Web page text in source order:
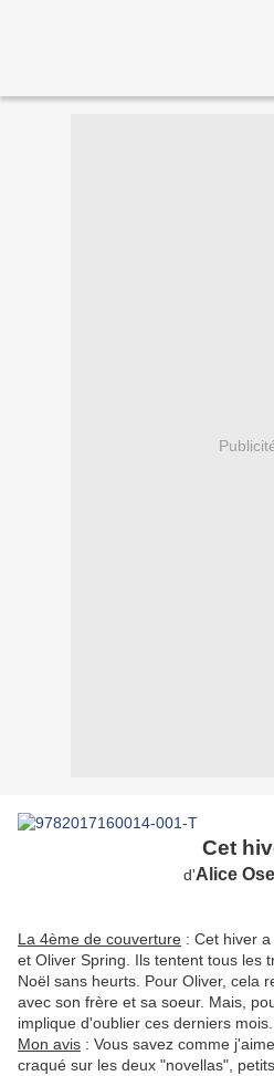
Cet
d'Alice
La 4ème de couverture : Cet hiver
et Oliver Spring. Ils tentent tous les
Noël sans heurts. Pour Oliver, cela
avec son frère et sa soeur. Mais,
implique d'oublier ces derniers mois.
Mon avis : Vous savez comme
craqué sur les deux "novellas",